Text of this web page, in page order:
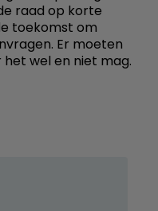
raad op korte
toekomst om
Er moeten
wel en niet mag.